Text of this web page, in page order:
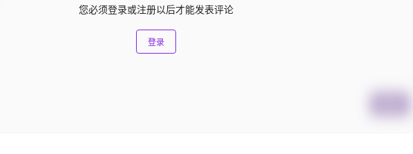
您必须登录或注册以后才能发表评论
登录